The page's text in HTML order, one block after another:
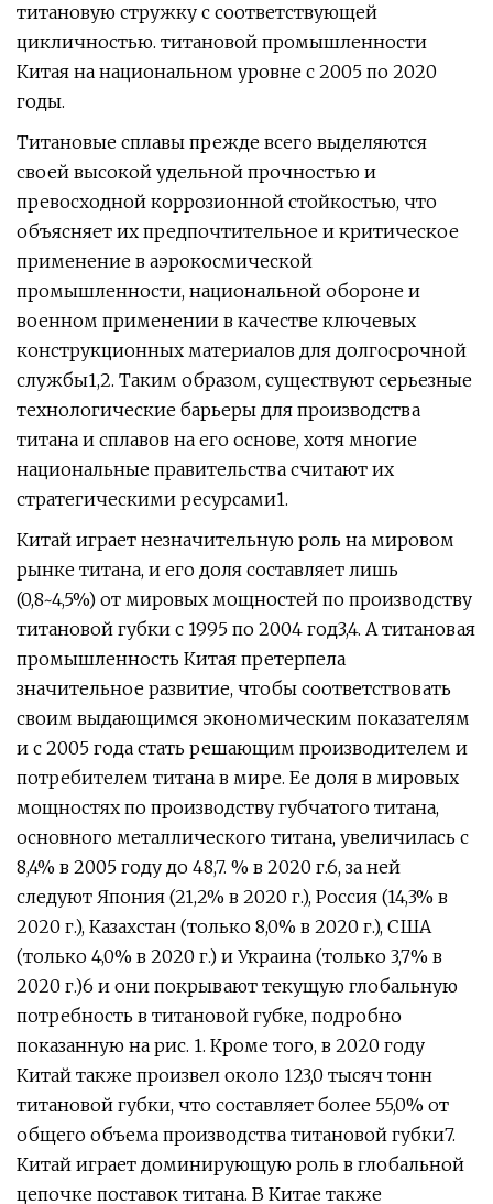
титановую стружку с соответствующей
цикличностью. титановой промышленности
Китая на национальном уровне с 2005 по 2020
годы.
Титановые сплавы прежде всего выделяются
своей высокой удельной прочностью и
превосходной коррозионной стойкостью, что
объясняет их предпочтительное и критическое
применение в аэрокосмической
промышленности, национальной обороне и
военном применении в качестве ключевых
конструкционных материалов для долгосрочной
службы1,2. Таким образом, существуют серьезные
технологические барьеры для производства
титана и сплавов на его основе, хотя многие
национальные правительства считают их
стратегическими ресурсами1.
Китай играет незначительную роль на мировом
рынке титана, и его доля составляет лишь
(0,8~4,5%) от мировых мощностей по производству
титановой губки с 1995 по 2004 год3,4. А титановая
промышленность Китая претерпела
значительное развитие, чтобы соответствовать
своим выдающимся экономическим показателям
и с 2005 года стать решающим производителем и
потребителем титана в мире. Ее доля в мировых
мощностях по производству губчатого титана,
основного металлического титана, увеличилась с
8,4% в 2005 году до 48,7. % в 2020 г.6, за ней
следуют Япония (21,2% в 2020 г.), Россия (14,3% в
2020 г.), Казахстан (только 8,0% в 2020 г.), США
(только 4,0% в 2020 г.) и Украина (только 3,7% в
2020 г.)6 и они покрывают текущую глобальную
потребность в титановой губке, подробно
показанную на рис. 1. Кроме того, в 2020 году
Китай также произвел около 123,0 тысяч тонн
титановой губки, что составляет более 55,0% от
общего объема производства титановой губки7.
Китай играет доминирующую роль в глобальной
цепочке поставок титана. В Китае также